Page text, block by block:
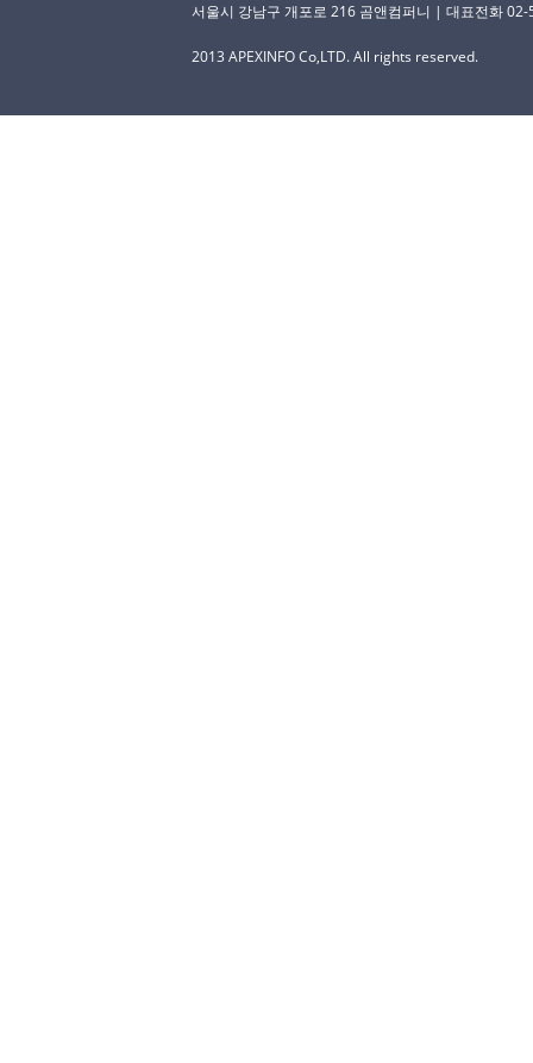
서울시 강남구 개포로 216 곰앤컴퍼니 | 대표전화
2013 APEXINFO Co,LTD. All rights reserved.